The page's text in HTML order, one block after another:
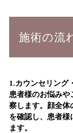
施術の流
1.カウンセリング
患者様のお悩みや
察します。顔全体
を確認し、患者様
ます。